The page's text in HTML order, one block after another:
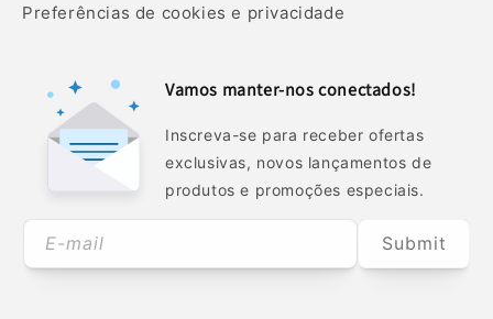
Preferências de cookies e privacidade
Vamos manter-nos conectados!
Inscreva-se para receber ofertas
exclusivas, novos lançamentos de
produtos e promoções especiais.
E-mail Submit